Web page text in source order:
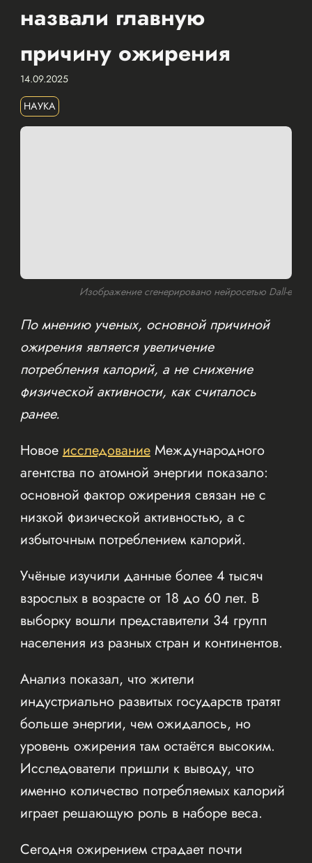
назвали главную
причину ожирения
14.09.2025
НАУКА
Изображение сгенерировано нейросетью Dall-e
По мнению ученых, основной причиной
ожирения является увеличение
потребления калорий, а не снижение
физической активности, как считалось
ранее.
Новое исследованиеМеждународного
агентства по атомной энергии показало:
основной фактор ожирения связан не с
низкой физической активностью, а с
избыточным потреблением калорий.
Учёные изучили данные более 4 тысяч
взрослых в возрасте от 18 до 60 лет. В
выборку вошли представители 34 групп
населения из разных стран и континентов.
Анализ показал, что жители
индустриально развитых государств тратят
больше энергии, чем ожидалось, но
уровень ожирения там остаётся высоким.
Исследователи пришли к выводу, что
именно количество потребляемых калорий
играет решающую роль в наборе веса.
Сегодня ожирением страдает почти